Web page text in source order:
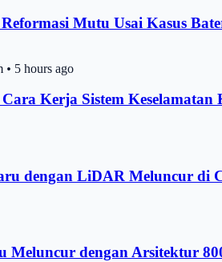
Mutu Usai Kasus
• 5 hours ago
Kerja Sistem
dengan LiDAR Meluncur di
Meluncur dengan Arsitektur